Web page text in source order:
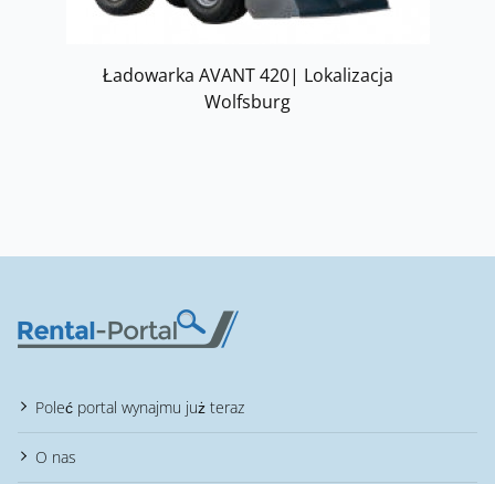
Ładowarka AVANT 420| Lokalizacja
Wolfsburg
Poleć portal wynajmu już teraz
O nas